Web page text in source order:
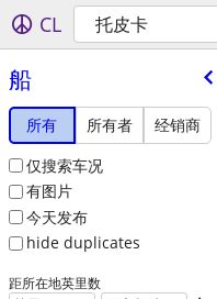
CL 托皮卡
船
所有 所有者
经销商
仅搜索车况
有图片
今天发布
hide duplicates
距所在地英里数